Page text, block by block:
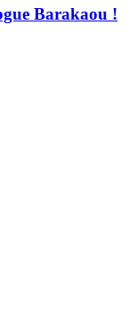
Barakaou !